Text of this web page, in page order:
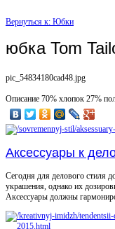
Вернуться к: Юбки
юбка Tom
pic_54834180cad48.jpg
Описание 70% хлопок 27%
Аксессуары к
Сегодня для делового стиля
украшения, однако их
Аксессуары должны